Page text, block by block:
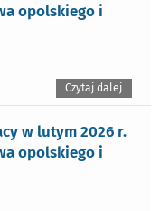
opolskiego i
Czytaj dalej
w lutym 2026 r.
opolskiego i